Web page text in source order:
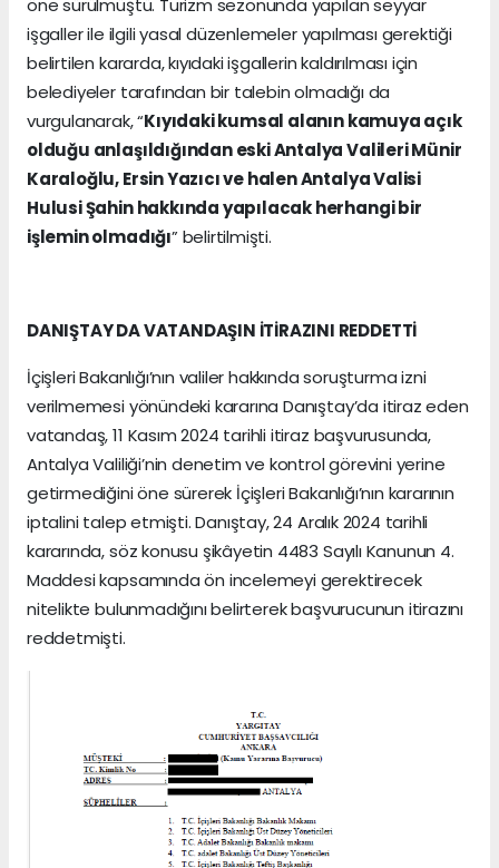
öne sürülmüştü. Turizm sezonunda yapılan seyyar
işgaller ile ilgili yasal düzenlemeler yapılması gerektiği
belirtilen kararda, kıyıdaki işgallerin kaldırılması için
belediyeler tarafından bir talebin olmadığı da
vurgulanarak, “Kıyıdaki kumsal alanın kamuya açık
olduğu anlaşıldığından eski Antalya Valileri Münir
Karaloğlu, Ersin Yazıcı ve halen Antalya Valisi
Hulusi Şahin hakkında yapılacak herhangi bir
işlemin olmadığı” belirtilmişti.
DANIŞTAY DA VATANDAŞIN İTİRAZINI REDDETTİ
İçişleri Bakanlığı’nın valiler hakkında soruşturma izni
verilmemesi yönündeki kararına Danıştay’da itiraz eden
vatandaş, 11 Kasım 2024 tarihli itiraz başvurusunda,
Antalya Valiliği’nin denetim ve kontrol görevini yerine
getirmediğini öne sürerek İçişleri Bakanlığı’nın kararının
iptalini talep etmişti. Danıştay, 24 Aralık 2024 tarihli
kararında, söz konusu şikâyetin 4483 Sayılı Kanunun 4.
Maddesi kapsamında ön incelemeyi gerektirecek
nitelikte bulunmadığını belirterek başvurucunun itirazını
reddetmişti.